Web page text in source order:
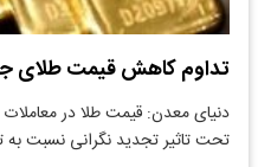
تداوم کاهش قیمت طلای
دنیای معدن: قیمت طلا در
تحت تاثیر تجدید نگرانی نسبت